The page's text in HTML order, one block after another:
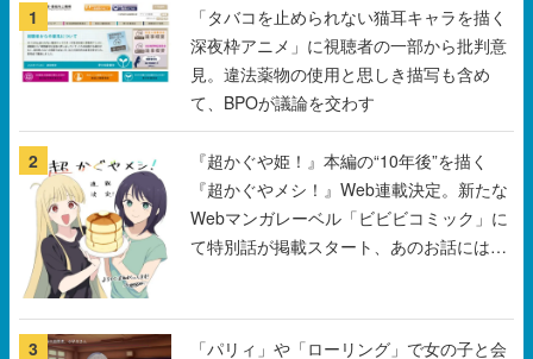
て、BPOが議論を交わす
2
『超かぐや姫！』本編の“10年後”を描く
『超かぐやメシ！』Web連載決定。新たな
Webマンガレーベル「ビビビコミック」に
て特別話が掲載スタート、あのお話には…
まだ続きがある！
3
「パリィ」や「ローリング」で女の子と会
んはソウルライク』無料公開。返事に失敗
すると「YOU DIED」